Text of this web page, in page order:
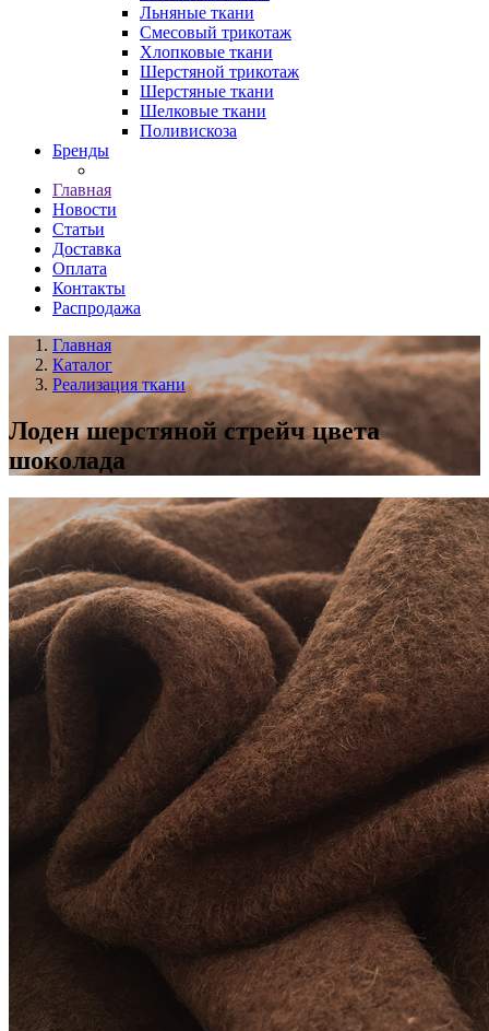
Льняные ткани
Смесовый трикотаж
Хлопковые ткани
Шерстяной трикотаж
Шерстяные ткани
Шелковые ткани
Поливискоза
Бренды
Главная
Новости
Статьи
Доставка
Оплата
Контакты
Распродажа
Главная
Каталог
Реализация ткани
Лоден шерстяной стрейч цвета
шоколада